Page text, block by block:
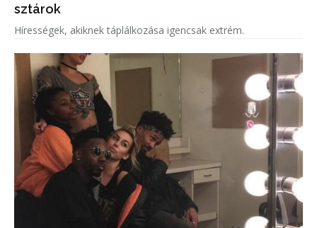
sztárok
Hírességek, akiknek táplálkozása igencsak extrém.